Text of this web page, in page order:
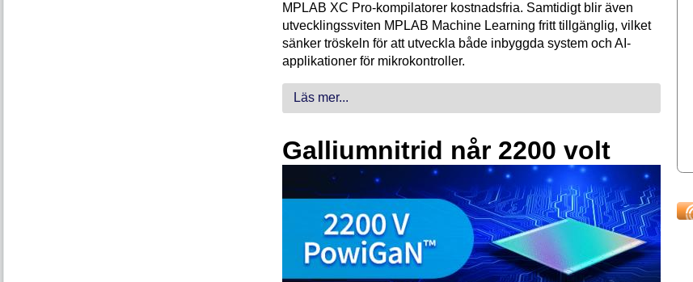
MPLAB XC Pro-kompilatorer kostnadsfria. Samtidigt blir även
utvecklingssviten MPLAB Machine Learning fritt tillgänglig, vilket
sänker tröskeln för att utveckla både inbyggda system och AI-
applikationer för mikrokontroller.
Läs mer...
Galliumnitrid når 2200 volt